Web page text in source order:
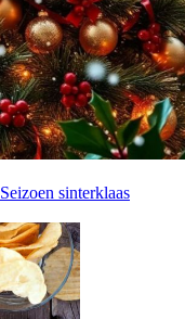
Seizoen sinterklaas